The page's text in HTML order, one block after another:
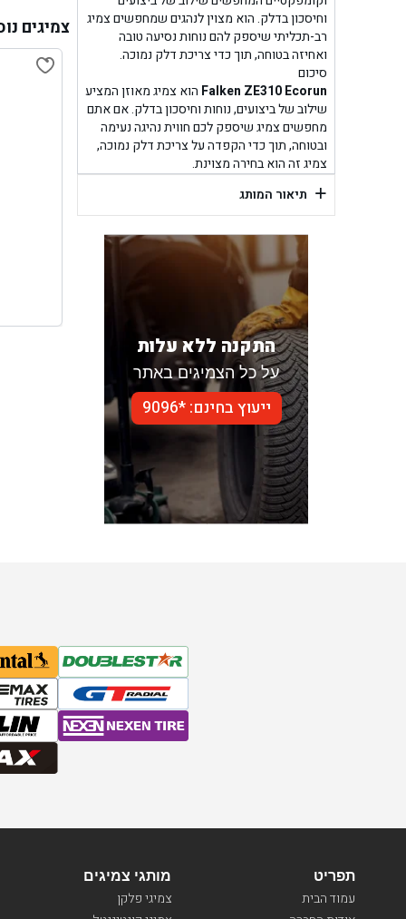
וחיסכון בדלק. הוא מצוין לנהגים שמחפשים צמיג
רב-תכליתי שיספק להם נוחות נסיעה טובה
ואחיזה בטוחה, תוך כדי צריכת דלק נמוכה.
סיכום
Falken ZE310 Ecorun הוא צמיג מאוזן המציע
שילוב של ביצועים, נוחות וחיסכון בדלק. אם אתם
מחפשים צמיג שיספק לכם חווית נהיגה נעימה
ובטוחה, תוך כדי הקפדה על צריכת דלק נמוכה,
צמיג זה הוא בחירה מצוינת.
+ תיאור המותג
התקנה ללא עלות
על כל הצמיגים באתר
ייעוץ בחינם: *9096
צמיגים
מותגי צמיגים
צמיגי פלקן
תפריט
עמוד הבית